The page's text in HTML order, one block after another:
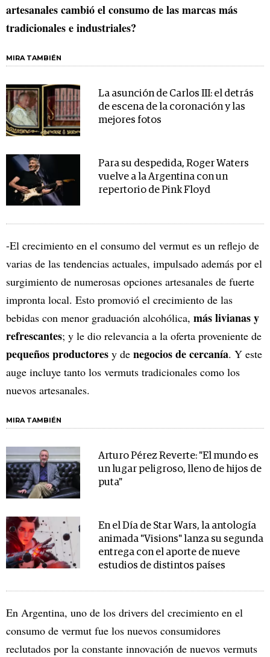
artesanales cambió el consumo de las marcas más
tradicionales e industriales?
MIRA TAMBIÉN
La asunción de Carlos III: el detrás
de escena de la coronación y las
mejores fotos
Para su despedida, Roger Waters
vuelve a la Argentina con un
repertorio de Pink Floyd
-El crecimiento en el consumo del vermut es un reflejo de
varias de las tendencias actuales, impulsado además por el
surgimiento de numerosas opciones artesanales de fuerte
impronta local. Esto promovió el crecimiento de las
bebidas con menor graduación alcohólica, más livianas y
refrescantes; y le dio relevancia a la oferta proveniente de
pequeños productores y de negocios de cercanía. Y este
auge incluye tanto los vermuts tradicionales como los
nuevos artesanales.
MIRA TAMBIÉN
Arturo Pérez Reverte: "El mundo es
un lugar peligroso, lleno de hijos de
puta"
En el Día de Star Wars, la antología
animada "Visions" lanza su segunda
entrega con el aporte de nueve
estudios de distintos países
En Argentina, uno de los drivers del crecimiento en el
consumo de vermut fue los nuevos consumidores
reclutados por la constante innovación de nuevos vermuts